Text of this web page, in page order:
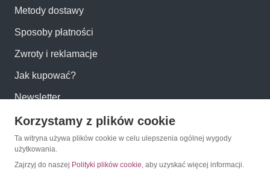
Metody dostawy
Sposoby płatności
Zwroty i reklamacje
Jak kupować?
Newsletter
Konto
Moje konto
Korzystamy z plików cookie
Ta witryna używa plików cookie w celu ulepszenia ogólnej wygody
użytkowania.
Zajrzyj do naszej Polityki plików cookie, aby uzyskać więcej informacji.